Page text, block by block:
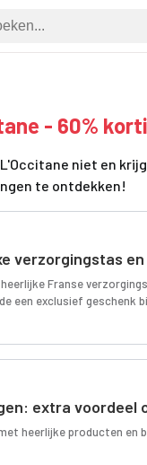
- 60%
niet en
te ontdekken!
verzorgingstas
Franse
een exclusief geschenk
extra voordeel
heerlijke producten en